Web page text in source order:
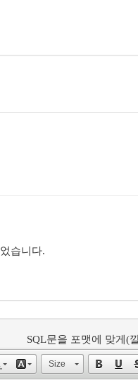
습니다.
SQL문을 포맷에 맞게(
Size